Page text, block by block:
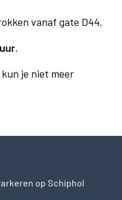
vanaf gate D44.
.
je niet meer
op Schiphol